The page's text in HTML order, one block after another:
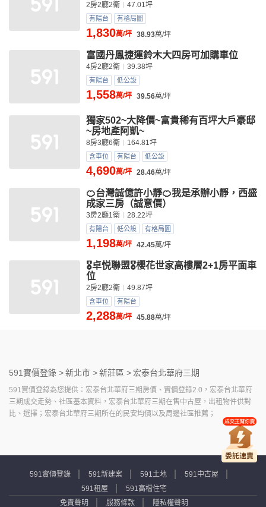
2房2廳2衛 47.01坪
有陽台 有格局圖
1,830萬/坪 38.93萬/坪
富國丹鳳捷運鈴木大四房可加購車位
4房2廳2衛 39.38坪
有陽台 低公設
1,558萬/坪 39.56萬/坪
獨家502~大降價~富貴稀有百坪大戶豪邸
~房地產阿凱~
8房3廳6衛 164.81坪
含車位 有陽台 低公設
4,690萬/坪 28.46萬/坪
🍊台灣誠億許小靜🍊我是承辦小靜，西盛
成家三房（誠意價）
3房2廳1衛 28.22坪
有陽台 低公設 有格局圖
1,198萬/坪 42.45萬/坪
🎖️卓悦聯盟🎖️櫻花世家高樓層2+1房平面車
位
2房2廳2衛 49.87坪
含車位 有陽台
2,288萬/坪 45.88萬/坪
591實價登錄 >新北市 >新莊區 > 宏泰台北華府三期
591實價登錄為您提供：宏泰台北華府三期房價、實價登錄2.0，宏泰台北華府
三期成交走勢、社區基本資料，宏泰台北華府三期在售中古屋，出租物件供對
比、選擇；宏泰台北華府三期所在的民安均價以及周邊社區推薦；
591實價登錄 591新建案 591土地
591中古屋
591租屋
591高檔住宅
免責聲明
服務條款 隱私權聲明